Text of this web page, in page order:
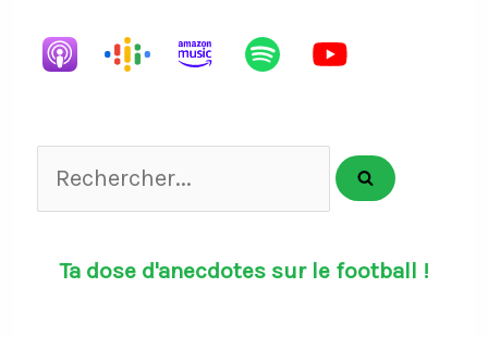
Rechercher...
Ta dose d'anecdotes sur le football !